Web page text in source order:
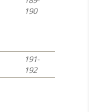
190
191-
192